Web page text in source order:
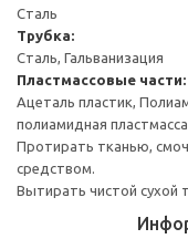
Сталь
Трубка:
Сталь, Гальванизация
Пластмассовые части:
Ацеталь пластик,
полиамидная пластмасса
Протирать тканью,
средством.
Вытирать чистой сухой